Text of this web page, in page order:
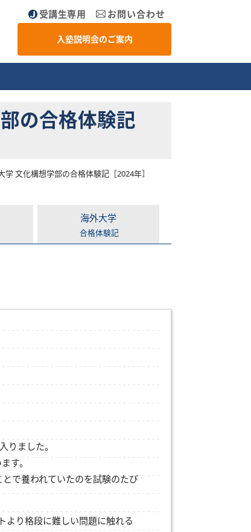
受講生専用 お問い合わせ
入塾説明会のご案内
の合格体験記
文化構想学部の合格体験記［2024年］
海外大学
合格体験記
りました。
す。
で養われていたのを試験のたび
より格段に難しい問題に触れる